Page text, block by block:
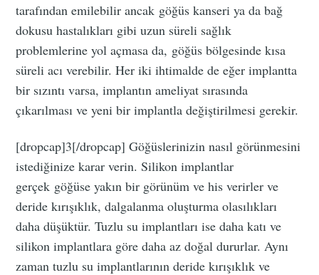
tarafından emilebilir ancak göğüs kanseri ya da bağ
dokusu hastalıkları gibi uzun süreli sağlık
problemlerine yol açmasa da, göğüs bölgesinde kısa
süreli acı verebilir. Her iki ihtimalde de eğer implantta
bir sızıntı varsa, implantın ameliyat sırasında
çıkarılması ve yeni bir implantla değiştirilmesi gerekir.
[dropcap]3[/dropcap] Göğüslerinizin nasıl görünmesini
istediğinize karar verin. Silikon implantlar
gerçek göğüse yakın bir görünüm ve his verirler ve
deride kırışıklık, dalgalanma oluşturma olasılıkları
daha düşüktür. Tuzlu su implantları ise daha katı ve
silikon implantlara göre daha az doğal dururlar. Aynı
zaman tuzlu su implantlarının deride kırışıklık ve